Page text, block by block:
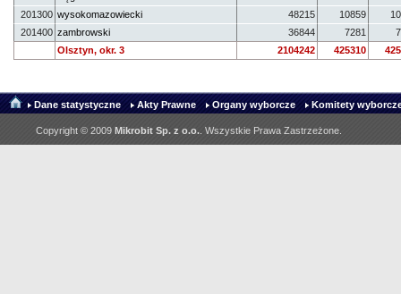
201300 wysokomazowiecki 48215 10859
201400 zambrowski 36844 7281
Olsztyn, okr. 3
2104242 425310
Dane statystyczne Akty Prawne Organy wyborcze Komitety
Copyright © 2009 Mikrobit Sp. z o.o. . Wszystkie Prawa Zastrzeżone.